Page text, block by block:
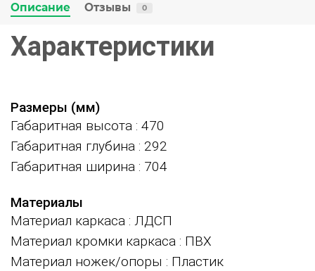
Описание Отзывы 0
Характеристики
Размеры (мм)
Габаритная высота : 470
Габаритная глубина : 292
Габаритная ширина : 704
Материалы
Материал каркаса : ЛДСП
Материал кромки каркаса : ПВХ
Материал ножек/опоры : Пластик